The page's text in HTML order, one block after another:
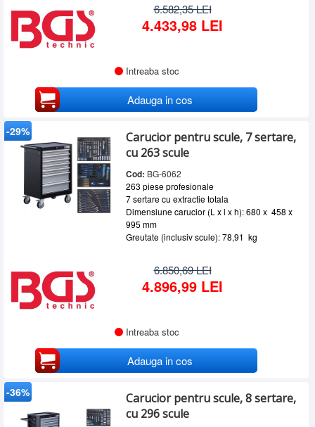
6.582,35 LEI
4.433,98 LEI
Intreaba stoc
Adauga in cos
-29%
Carucior pentru scule, 7 sertare,
cu 263 scule
Cod: BG-6062
263 piese profesionale
7 sertare cu extractie totala
Dimensiune carucior (L x l x h): 680 x 458 x
995 mm
Greutate (inclusiv scule): 78,91 kg
6.850,69 LEI
4.896,99 LEI
Intreaba stoc
Adauga in cos
-36%
Carucior pentru scule, 8 sertare,
cu 296 scule